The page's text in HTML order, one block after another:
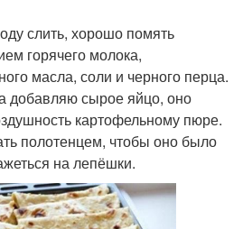
слить, хорошо помять
горячего молока,
масла, соли и черного перца.
добавляю сырое яйцо, оно
картофельному пюре.
полотенцем, чтобы оно было
на лепёшки.